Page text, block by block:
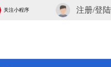
关注小程序 注册/登陆